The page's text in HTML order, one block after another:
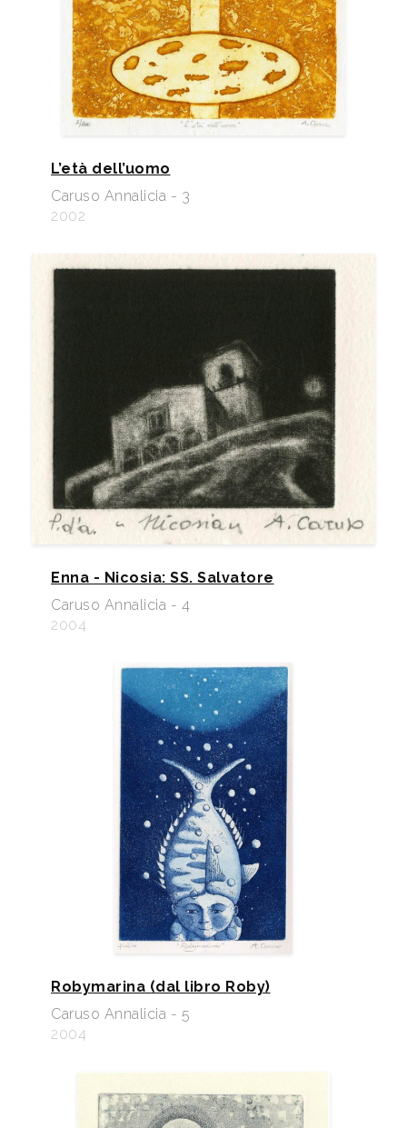
L’età dell’uomo
Caruso Annalicia - 3
2002
Enna - Nicosia: SS. Salvatore
Caruso Annalicia - 4
2004
Robymarina (dal libro Roby)
Caruso Annalicia - 5
2004